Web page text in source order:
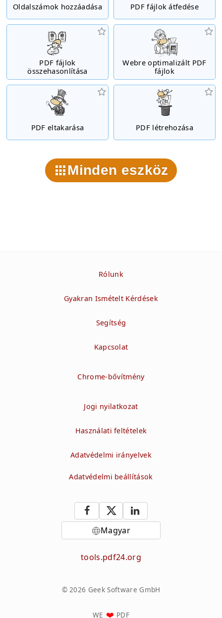
Oldalszámok hozzáadása PDF fájlok átfedése
PDF fájlok
összehasonlítása
Webre optimalizált PDF
fájlok
PDF eltakarása PDF létrehozása
Minden eszköz
Rólunk
Gyakran Ismételt Kérdések
Segítség
Kapcsolat
Chrome-bővítmény
Jogi nyilatkozat
Használati feltételek
Adatvédelmi irányelvek
Adatvédelmi beállítások
Magyar
tools.pdf24.org
© 2026 Geek Software GmbH
WE PDF